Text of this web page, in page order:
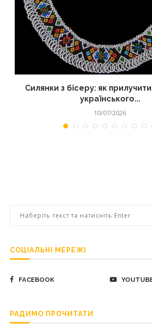
Силянки з бісеру: як
українського...
10/07/2026
СОЦІАЛЬНІ МЕРЕЖІ
FACEBOOK
РАДИМО ПРОЧИТАТИ